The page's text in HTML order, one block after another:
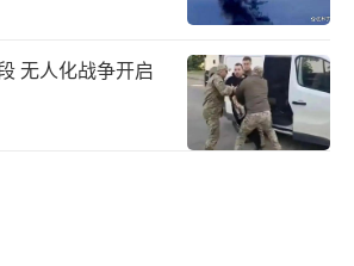
被边缘化。“底气”一词恰好
——大陆的强大不是威胁，而是
。两岸中国人携手共同维护和
合双方利益，也有利于亚太地
无人化战争开启